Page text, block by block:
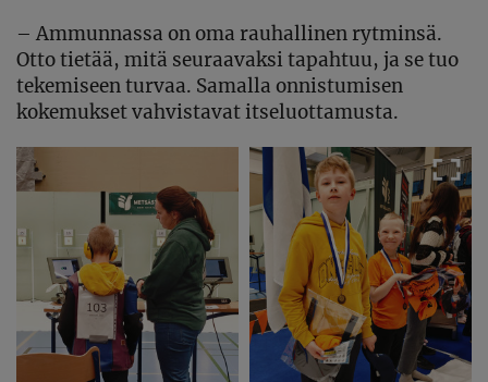
– Ammunnassa on oma rauhallinen rytminsä.
Otto tietää, mitä seuraavaksi tapahtuu, ja se tuo
tekemiseen turvaa. Samalla onnistumisen
kokemukset vahvistavat itseluottamusta.